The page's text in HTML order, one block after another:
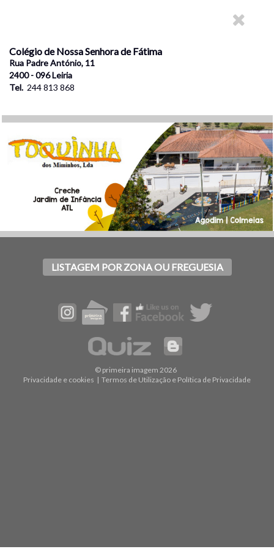
Colégio de Nossa Senhora de Fátima
Rua Padre António, 11
2400 - 096 Leiria
Tel. 244 813 868
LISTAGEM POR ZONA OU FREGUESIA
© primeira imagem 2026
Privacidade e cookies | Termos de Utilização e Política de Privacidade